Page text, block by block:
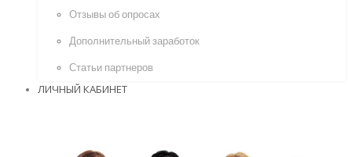
Отзывы об опросах
Дополнительный заработок
Статьи партнеров
ЛИЧНЫЙ КАБИНЕТ